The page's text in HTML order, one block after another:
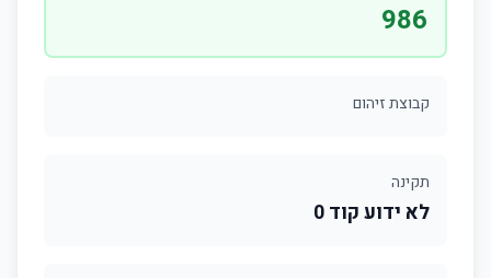
986
קבוצת זיהום
תקינה
לא ידוע קוד 0